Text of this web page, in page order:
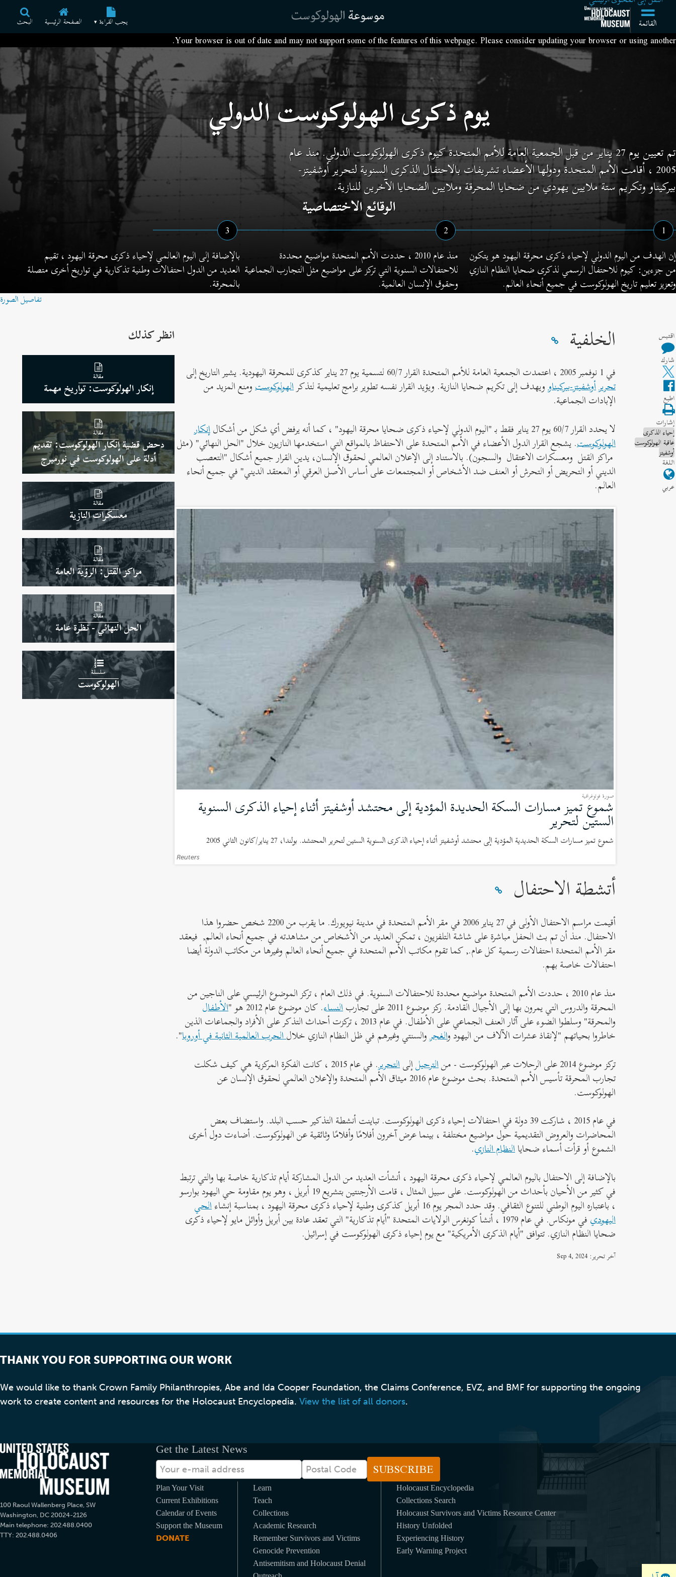
القائمة
یجب القراءة ▾ الصفحة الرئيسية البحث
Your browser is out of date and may not support some of the features of this webpage. Please consider updating your browser or using another.
تفاصيل الصورة
يوم ذكرى الهولوكوست الدولي
تم تعيين يوم 27 يناير من قبل الجمعية العامة للأمم المتحدة كيوم ذكرى الهولوكوست الدولي. منذ عام
2005 ، أقامت الأمم المتحدة ودولها الأعضاء تشريفات بالاحتفال الذكرى السنوية لتحرير أوشفيتز-
بيركيناو وتكريم ستة ملايين يهودي من ضحايا المحرقة وملايين الضحايا الآخرين للنازية.
الوقائع الاختصاصية
1
إن الهدف من اليوم الدولي لإحياء ذكرى محرقة اليهود هو يتكون
من جزءين: كيوم للاحتفال الرسمي لذكرى ضحايا النظام النازي
وتعزيز تعليم تاريخ الهولوكوست في جميع أنحاء العالم.
2
منذ عام 2010 ، حددت الأمم المتحدة مواضيع محددة
للاحتفالات السنوية التي تركز على مواضيع مثل التجارب الجماعية
وحقوق الإنسان العالمية.
3
بالإضافة إلى اليوم العالمي لإحياء ذكرى محرقة اليهود ، تقيم
العديد من الدول احتفالات وطنية تذكارية في تواريخ أخرى متصلة
بالمحرقة.
اقتبس
شارك
اطبع
إشارات
إحياء الذكرى
عاقبة الهولوكوست
أوشفيتز
اللغة
عربي
الخلفية
في 1 نوفمبر 2005 ، اعتمدت الجمعية العامة للأمم المتحدة القرار 60/7 لتسمية يوم 27 يناير كذكرى للمحرقة اليهودية. يشير التاريخ إلى
تحريرأوشفيتز-بيركيناوويهدف إلى تكريم ضحايا النازية. ويؤيد القرار نفسه تطوير برامج تعليمية لتذكرالهولوكوستومنع المزيد من
الإبادات الجماعية.
لا يحدد القرار 60/7 يوم 27 يناير فقط بـ "اليوم الدولي لإحياء ذكرى ضحايا محرقة اليهود" ، كما أنه يرفض أي شكل من أشكال
إنكار
الهولوكوست. يشجع القرار الدول الأعضاء في الأمم المتحدة على الاحتفاظ بالمواقع التي استخدمها النازيون خلال "الحل النهائي" (مثل
مراكز القتل ومعسكرات الاعتقال والسجون). بالاستناد إلى الإعلان العالمي لحقوق الإنسان، يدين القرار جميع أشكال "التعصب
الديني أو التحريض أو التحرش أو العنف ضد الأشخاص أو المجتمعات على أساس الأصل العرقي أو المعتقد الديني" في جميع أنحاء
العالم.
صورة فوتوغرافية
شموع تميز مسارات السكة الحديدة المؤدية إلى محتشد أوشفيتز أثناء إحياء الذكرى السنوية
الستين لتحرير (صورة
فوتوغرافية)
شموع تميز مسارات السكة الحديدية المؤدية إلى محتشد أوشفيتز أثناء إحياء الذكرى السنوية الستين لتحرير المحتشد. بولندا، 27 يناير/كانون الثاني 2005
Reuters
أتشطة الاحتفال
أقيمت مراسم الاحتفال الأولى في 27 يناير 2006 في مقر الأمم المتحدة في مدينة نيويورك. ما يقرب من 2200 شخص حضروا هذا
الاحتفال. منذ أن تم بث الحفل مباشرة على شاشة التلفزيون ، تمكن العديد من الأشخاص من مشاهدته في جميع أنحاء العالم, فيعقد
مقر الأمم المتحدة احتفالات رسمية كل عام., كما تقوم مكاتب الأمم المتحدة في جميع أنحاء العالم وغيرها من مكاتب الدولة أيضا
احتفالات خاصة بهم.
منذ عام 2010 ، حددت الأمم المتحدة مواضيع محددة للاحتفالات السنوية. في ذلك العام ، تركز الموضوع الرئيسي على الناجين من
المحرقة والدروس التي يمرون بها إلى الأجيال القادمة. ركز موضوع 2011 على تجارب النساء. كان موضوع عام 2012 هو " الأطفال
والمحرقة" وسلطوا الضوء على آثار العنف الجماعي على الأطفال. في عام 2013 ، تركزت أحداث التذكر على الأفراد والجماعات الذين
خاطروا بحياتهم "لإنقاذ عشرات الآلاف من اليهود والغجروالسنتي وغيرهم في ظل النظام النازي خلالالحرب العالمية الثانية في أوروبا".
تركز موضوع 2014 على الرحلات عبر الهولوكوست - من
الترحيلإلىالتحرير . في عام 2015 ، كانت الفكرة المركزية هي كيف شكلت
تجارب المحرقة تأسيس الأمم المتحدة. بحث موضوع عام 2016 ميثاق الأمم المتحدة والإعلان العالمي لحقوق الإنسان عن
الهولوكوست.
في عام 2015 ، شاركت 39 دولة في احتفالات إحياء ذكرى الهولوكوست. تباينت أنشطة التذكير حسب البلد. واستضاف بعض
المحاضرات والعروض التقديمية حول مواضيع مختلفة ، بينما عرض آخرون أفلامًا وأفلامًا وثائقية عن الهولوكوست. أضاءت دول أخرى
الشموع أو قرأت أسماء ضحاياالنظام النازي.
بالإضافة إلى الاحتفال باليوم العالمي لإحياء ذكرى محرقة اليهود ، أنشأت العديد من الدول المشاركة أيام تذكارية خاصة بها والتي ترتبط
في كثير من الأحيان بأحداث من الهولوكوست. على سبيل المثال ، قامت الأرجنتين بتشريع 19 أبريل ، وهو يوم مقاومة حي اليهود بوارسو
، باعتباره اليوم الوطني للتنوع الثقافي. وقد حدد المجر يوم 16 أبريل كذكرى وطنية لإحياء ذكرى محرقة اليهود ، بمناسبة إنشاء الحي
اليهودي في مونكاس. في عام 1979 ، أنشأ كونغرس الولايات المتحدة "أيام تذكارية" التي تعقد عادة بين أبريل وأوائل مايو لإحياء ذكرى
ضحايا النظام النازي. تتوافق "أيام الذكرى الأمريكية" مع يوم إحياء ذكرى الهولوكوست في إسرائيل.
آخر تحرير: Sep 4, 2024
انظر كذلك
إنكار الهولوكوست: تواريخ مهمة
مقالة
دحض قضية إنكار الهولوكوست: تقديم
أدلة على الهولوكوست في نورمبرج
مقالة
معسكرات النازية
مقالة
مراكز القتل: الرؤية العامة
مقالة
الحل النهائي - نظرة عامة
مقالة
الهولوكوست
سلسلة
THANK YOU FOR SUPPORTING OUR WORK
We would like to thank Crown Family Philanthropies, Abe and Ida Cooper Foundation, the Claims Conference, EVZ, and BMF for supporting the ongoing
work to create content and resources for the Holocaust Encyclopedia. View the list of all donors.
100 Raoul Wallenberg Place, SW
Washington, DC 20024-2126
Main telephone: 202.488.0400
TTY: 202.488.0406
Get the Latest News
بريدك
الإلكتروني
Postal
Code
Plan Your Visit
Current Exhibitions
Calendar of Events
Support the Museum
DONATE
Learn
Teach
Collections
Academic Research
Remember Survivors and Victims
Genocide Prevention
Antisemitism and Holocaust Denial
Holocaust Encyclopedia
Collections Search
Holocaust Survivors and Victims Resource Center
History Unfolded
Experiencing History
Early Warning Project